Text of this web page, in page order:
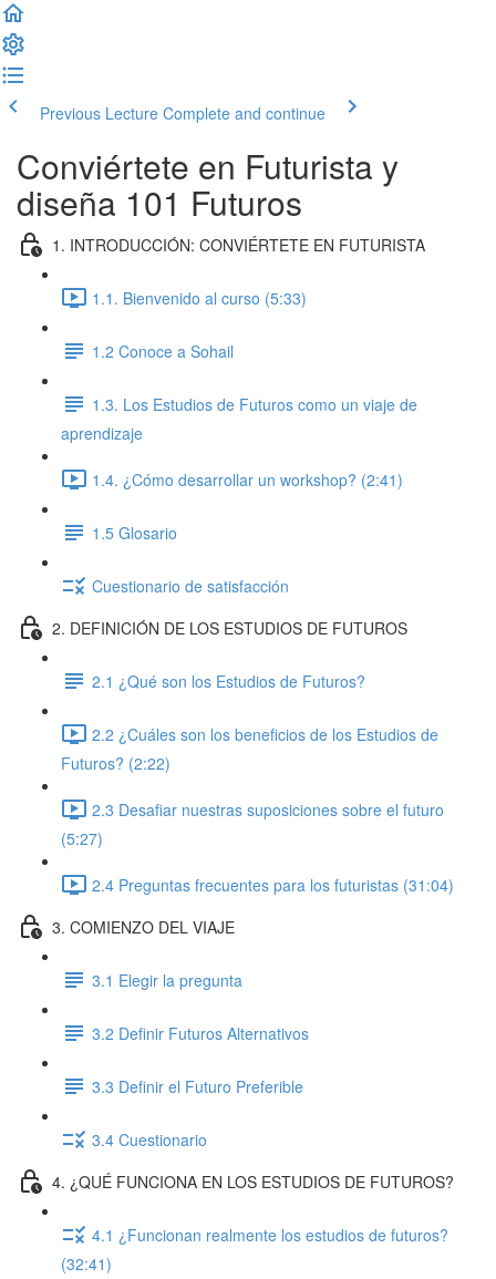
Previous Lecture Complete and continue
Conviértete en Futurista y
diseña 101 Futuros
1. INTRODUCCIÓN: CONVIÉRTETE EN FUTURISTA
1.1. Bienvenido al curso (5:33)
1.2 Conoce a Sohail
1.3. Los Estudios de Futuros como un viaje de
aprendizaje
1.4. ¿Cómo desarrollar un workshop? (2:41)
1.5 Glosario
Cuestionario de satisfacción
2. DEFINICIÓN DE LOS ESTUDIOS DE FUTUROS
2.1 ¿Qué son los Estudios de Futuros?
2.2 ¿Cuáles son los beneficios de los Estudios de
Futuros? (2:22)
2.3 Desafiar nuestras suposiciones sobre el futuro
(5:27)
2.4 Preguntas frecuentes para los futuristas (31:04)
3. COMIENZO DEL VIAJE
3.1 Elegir la pregunta
3.2 Definir Futuros Alternativos
3.3 Definir el Futuro Preferible
3.4 Cuestionario
4. ¿QUÉ FUNCIONA EN LOS ESTUDIOS DE FUTUROS?
4.1 ¿Funcionan realmente los estudios de futuros?
(32:41)